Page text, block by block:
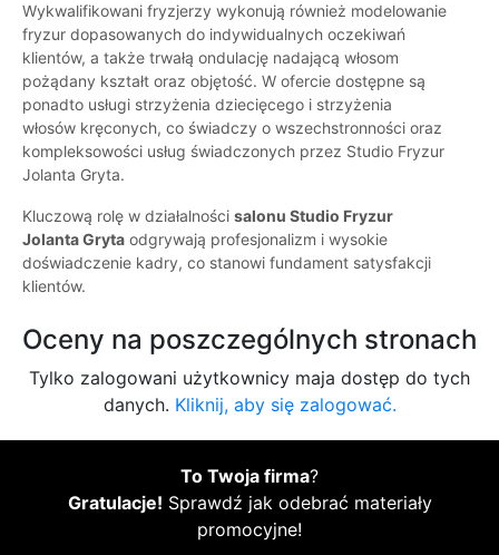
Wykwalifikowani fryzjerzy wykonują również modelowanie
fryzur dopasowanych do indywidualnych oczekiwań
klientów, a także trwałą ondulację nadającą włosom
pożądany kształt oraz objętość. W ofercie dostępne są
ponadto usługi strzyżenia dziecięcego i strzyżenia
włosów kręconych, co świadczy o wszechstronności oraz
kompleksowości usług świadczonych przez Studio Fryzur
Jolanta Gryta.
Kluczową rolę w działalności salonu Studio Fryzur
Jolanta Gryta odgrywają profesjonalizm i wysokie
doświadczenie kadry, co stanowi fundament satysfakcji
klientów.
Oceny na poszczególnych stronach
Tylko zalogowani użytkownicy maja dostęp do tych
danych. Kliknij, aby się zalogować.
To Twoja firma?
Gratulacje! Sprawdź jak odebrać materiały
promocyjne!